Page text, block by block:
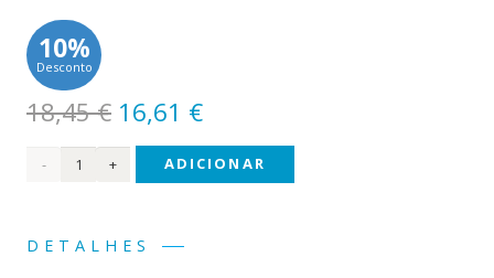
10%
Desconto
18,45€ O
preço
original
18,45 €.
16,61 €O
preço
atual
Quantidade
ADICIONAR
DETALHES